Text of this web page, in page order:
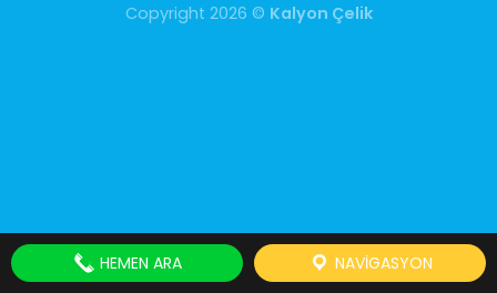
Copyright 2026 © Kalyon Çelik
HEMEN ARA NAVIGASYON